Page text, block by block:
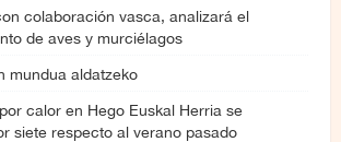
colaboración vasca, analizará el
de aves y murciélagos
mundua aldatzeko
calor en Hego Euskal Herria se
siete respecto al verano pasado